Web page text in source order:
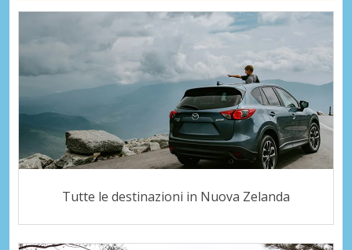
Tutte le destinazioni in Nuova Zelanda